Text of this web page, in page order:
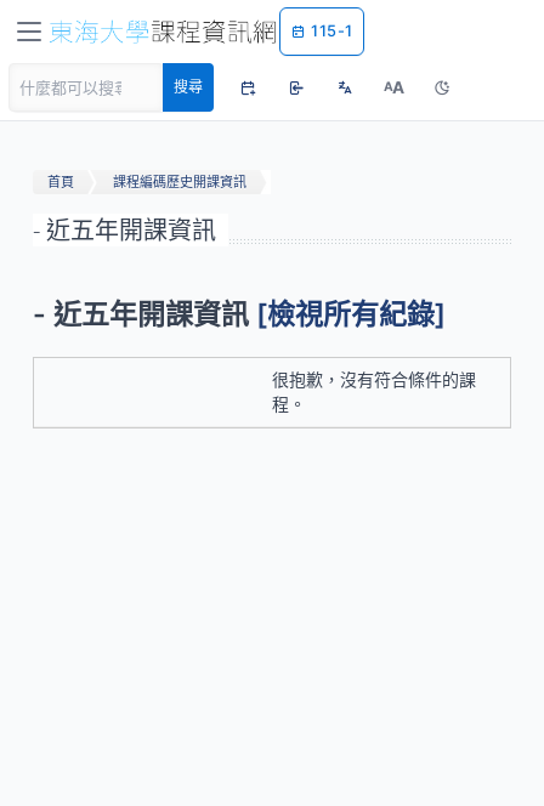
115-1
搜尋 AA
首頁 課程編碼歷史開課資訊
- 近五年開課資訊
- 近五年開課資訊 [檢視所有紀錄]
很抱歉，沒有符合條件的課
程。